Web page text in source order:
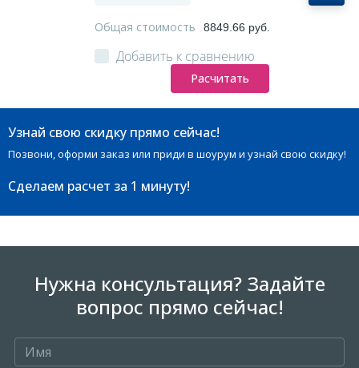
Общая стоимость 8849.66 руб.
Добавить к сравнению
Расчитать
Узнай свою скидку прямо сейчас!
Позвони, оформи заказ или приди в шоурум и узнай свою скидку!
Сделаем расчет за 1 минуту!
Нужна консультация? Задайте
вопрос прямо сейчас!